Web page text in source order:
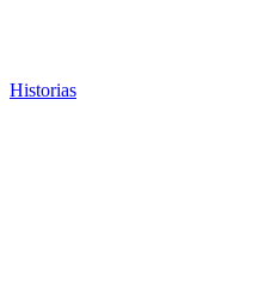
Historias